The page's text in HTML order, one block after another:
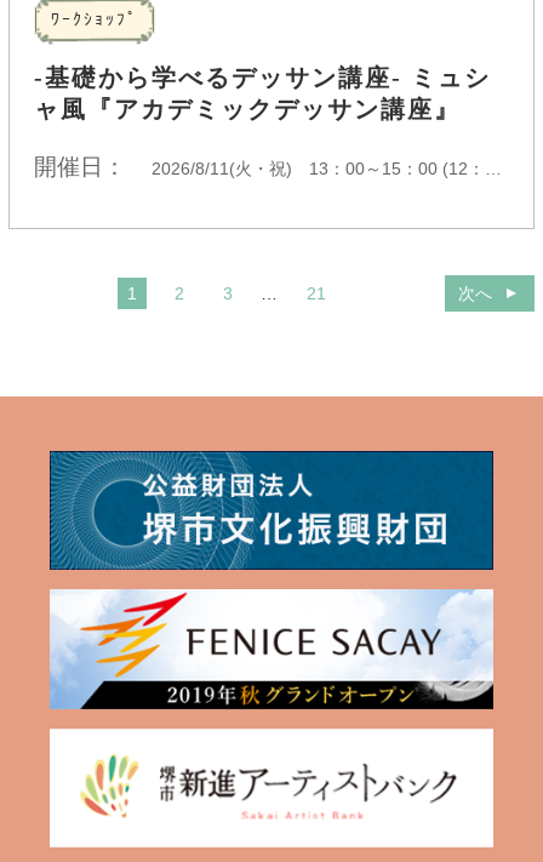
ﾜｰｸｼｮｯﾌﾟ
-基礎から学べるデッサン講座- ミュシ
ャ風『アカデミックデッサン講座』
開催日： 2026/8/11(火・祝) 13：00～15：00 (12：30会場案内開始)
1 2 3 21 次へ